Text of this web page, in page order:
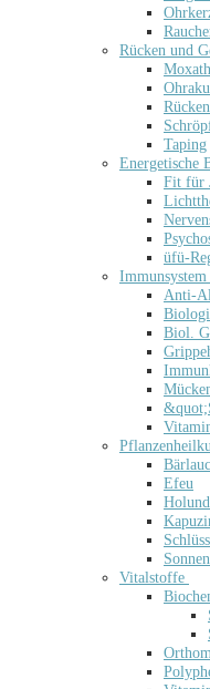
Rücken und
Taping
Energetische
Fit für
üfü-
Anti-
Biol.
Efeu
Vitalstoffe